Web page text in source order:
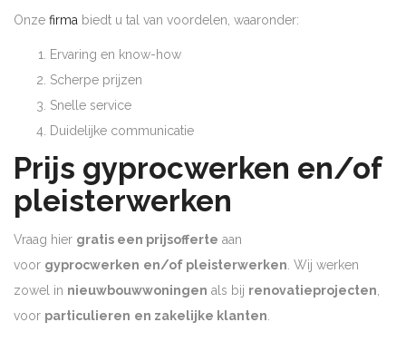
Onze firma biedt u tal van voordelen, waaronder:
Ervaring en know-how
Scherpe prijzen
Snelle service
Duidelijke communicatie
Prijs gyprocwerken en/of
pleisterwerken
Vraag hier gratis een prijsofferte aan
voor gyprocwerken en/of pleisterwerken. Wij werken
zowel in nieuwbouwwoningen als bij renovatieprojecten,
voor particulieren en zakelijke klanten.